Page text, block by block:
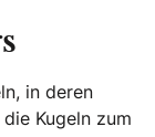
in deren
Kugeln zum